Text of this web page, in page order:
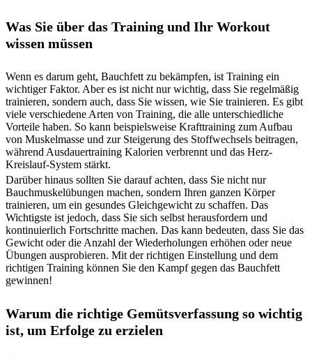
Was Sie über das Training und Ihr Workout
wissen müssen
Wenn es darum geht, Bauchfett zu bekämpfen, ist Training ein
wichtiger Faktor. Aber es ist nicht nur wichtig, dass Sie regelmäßig
trainieren, sondern auch, dass Sie wissen, wie Sie trainieren. Es gibt
viele verschiedene Arten von Training, die alle unterschiedliche
Vorteile haben. So kann beispielsweise Krafttraining zum Aufbau
von Muskelmasse und zur Steigerung des Stoffwechsels beitragen,
während Ausdauertraining Kalorien verbrennt und das Herz-
Kreislauf-System stärkt.
Darüber hinaus sollten Sie darauf achten, dass Sie nicht nur
Bauchmuskelübungen machen, sondern Ihren ganzen Körper
trainieren, um ein gesundes Gleichgewicht zu schaffen. Das
Wichtigste ist jedoch, dass Sie sich selbst herausfordern und
kontinuierlich Fortschritte machen. Das kann bedeuten, dass Sie das
Gewicht oder die Anzahl der Wiederholungen erhöhen oder neue
Übungen ausprobieren. Mit der richtigen Einstellung und dem
richtigen Training können Sie den Kampf gegen das Bauchfett
gewinnen!
Warum die richtige Gemütsverfassung so wichtig
ist, um Erfolge zu erzielen